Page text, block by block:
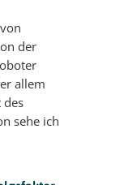
der
allem
des
sehe ich